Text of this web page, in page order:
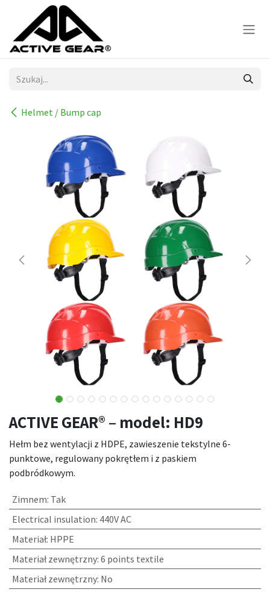
Skip to Content
Helmet / Bump cap
ACTIVE GEAR® – model: HD9
Hełm bez wentylacji z HDPE, zawieszenie tekstylne 6-
punktowe, regulowany pokrętłem i z paskiem
podbródkowym.
Zimnem: Tak
Electrical insulation: 440V AC
Materiał: HPPE
Materiał zewnętrzny: 6 points textile
Materiał zewnętrzny: No